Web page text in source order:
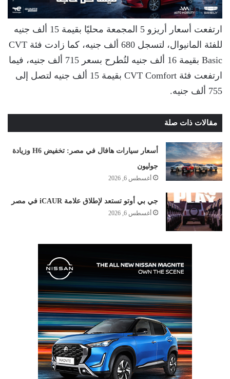
ارتفعت أسعار أريزو 5 المجمعة محليًا بقيمة 15 ألف جنيه
للفئة المانيوال، لتسجل 680 ألف جنيه، كما زادت فئة CVT
Basic بقيمة 16 ألف جنيه لتُطرح بسعر 715 ألف جنيه، فيما
ارتفعت فئة CVT Comfort بقيمة 15 ألف جنيه لتصل إلى
755 ألف جنيه.
مقالات ذات صلة
أسعار سيارات هافال في مصر: تخفيض H6 وزيادة
جوليون
أغسطس 6, 2026
جي بي أوتو تستعد لإطلاق علامة iCAUR في مصر
أغسطس 6, 2026